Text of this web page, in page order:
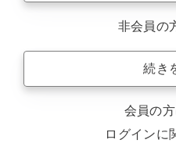
非会員の
続き
会員の
ログインに